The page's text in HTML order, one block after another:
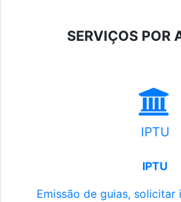
SERVIÇOS POR
IPTU
IPTU
Emissão de guias, solicitar